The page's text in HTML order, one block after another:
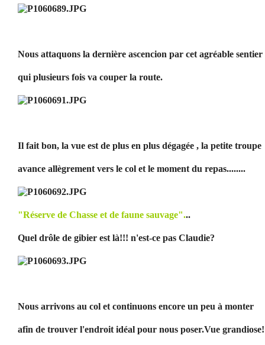
Nous attaquons la dernière ascencion par cet agréable sentier
qui plusieurs fois va couper la route.
Il fait bon, la vue est de plus en plus dégagée , la petite troupe
avance allègrement vers le col et le moment du repas........
"Réserve de Chasse et de faune sauvage"...
Quel drôle de gibier est là!!! n'est-ce pas Claudie?
Nous arrivons au col et continuons encore un peu à monter
afin de trouver l'endroit idéal pour nous poser.Vue grandiose!